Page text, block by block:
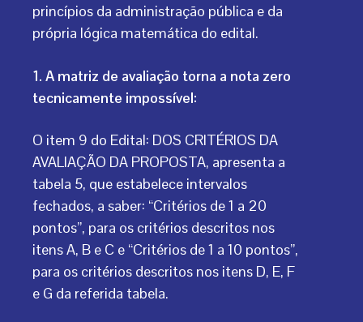
princípios da administração pública e da
própria lógica matemática do edital.
1. A matriz de avaliação torna a nota zero
tecnicamente impossível:
O item 9 do Edital: DOS CRITÉRIOS DA
AVALIAÇÃO DA PROPOSTA, apresenta a
tabela 5, que estabelece intervalos
fechados, a saber: “Critérios de 1 a 20
pontos”, para os critérios descritos nos
itens A, B e C e “Critérios de 1 a 10 pontos”,
para os critérios descritos nos itens D, E, F
e G da referida tabela.